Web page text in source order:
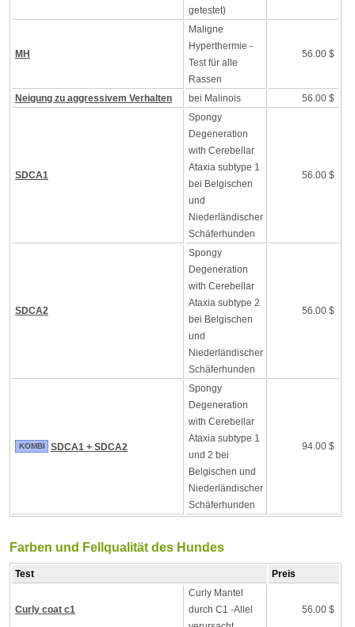
getestet)
MH
Maligne
Hyperthermie -
Test für alle
Rassen
56.00 $
Neigung zu aggressivem Verhalten bei Malinois 56.00 $
SDCA1
Spongy
Degeneration
with Cerebellar
Ataxia subtype 1
bei Belgischen
und
Niederländischer
Schäferhunden
56.00 $
SDCA2
Spongy
Degeneration
with Cerebellar
Ataxia subtype 2
bei Belgischen
und
Niederländischer
Schäferhunden
56.00 $
KOMBI SDCA1 + SDCA2
Spongy
Degeneration
with Cerebellar
Ataxia subtype 1
und 2 bei
Belgischen und
Niederländischer
Schäferhunden
94.00 $
Farben und Fellqualität des Hundes
Test Preis
Curly coat c1
Curly Mantel
durch C1 -Allel
56.00 $